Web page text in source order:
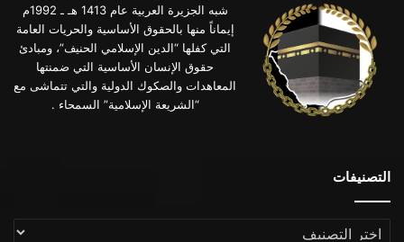
شبه الجزيرة العربية عام 1413 هـ ـ 1992م
إيماناً منها بالحقوق الأساسية والحريات العامة
التي كفلها “الدين الإسلامي الحنيف”، ومبادئ
حقوق الإنسان الأساسية التي ضمنتها
المعاهدات والصكوك الدولية والتي تتماشى مع
“الشريعة الإسلامية” السمحاء .
التصنيفات
التصنيفات